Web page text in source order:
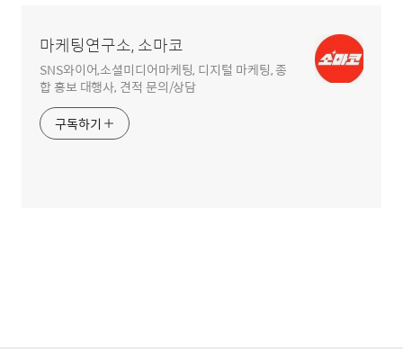
마케팅연구소, 소마코
SNS와이어,소셜미디어마케팅, 디지털 마케팅, 종
합 홍보 대행사, 견적 문의/상담
구독하기